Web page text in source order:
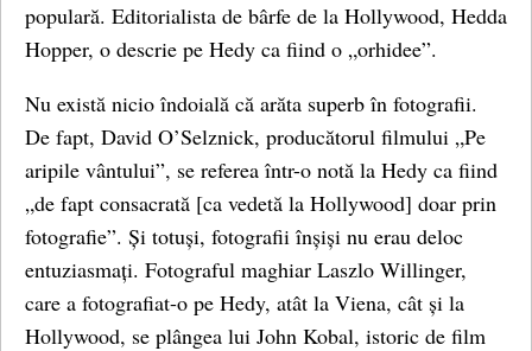
populară. Editorialista de bârfe de la Hollywood, Hedda
Hopper, o descrie pe Hedy ca fiind o „orhidee”.
Nu există nicio îndoială că arăta superb în fotografii.
De fapt, David O’Selznick, producătorul filmului „Pe
aripile vântului”, se referea într-o notă la Hedy ca fiind
„de fapt consacrată [ca vedetă la Hollywood] doar prin
fotografie”. Și totuși, fotografii înșiși nu erau deloc
entuziasmați. Fotograful maghiar Laszlo Willinger,
care a fotografiat-o pe Hedy, atât la Viena, cât și la
Hollywood, se plângea lui John Kobal, istoric de film